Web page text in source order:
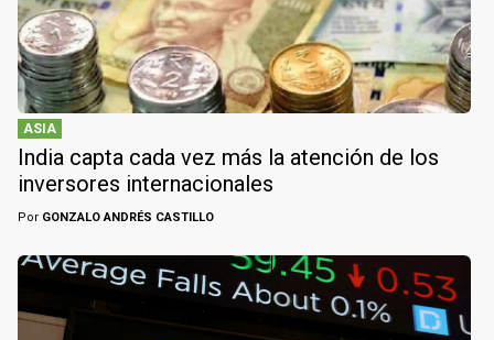
ASIA
India capta cada vez más la atención de los
inversores internacionales
Por GONZALO ANDRÉS CASTILLO